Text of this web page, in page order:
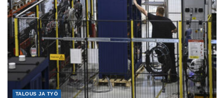
TALOUS JA TYÖ